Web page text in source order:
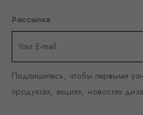
Рассылка
Подпишитесь, чтобы первыми
продуктах, акциях, новостях